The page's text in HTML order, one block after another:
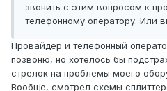
звонить с этим вопросом к
телефонному оператору. Или
Провайдер и телефонный
позвоню, но хотелось бы
стрелок на проблемы моего
Вообще, смотрел схемы